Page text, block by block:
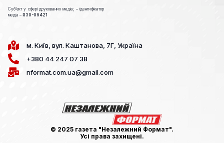
Cуб’єкт у сфері друкованих медіа; – ідентифікатор
медіа – R30-06421
м. Київ, вул. Каштанова, 7Г, Україна
+380 44 247 07 38
nformat.com.ua@gmail.com
© 2025 газета "Незалежний Формат".
Усі права захищені.